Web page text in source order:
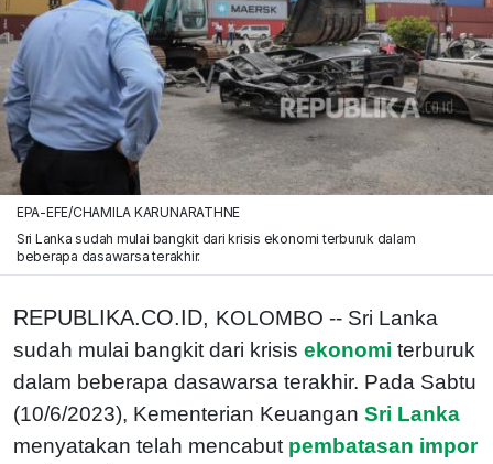
EPA-EFE/CHAMILA KARUNARATHNE
Sri Lanka sudah mulai bangkit dari krisis ekonomi terburuk dalam
beberapa dasawarsa terakhir.
REPUBLIKA.CO.ID, KOLOMBO -- Sri Lanka
sudah mulai bangkit dari krisis ekonomi terburuk
dalam beberapa dasawarsa terakhir. Pada Sabtu
(10/6/2023), Kementerian Keuangan Sri Lanka
menyatakan telah mencabut pembatasan impor